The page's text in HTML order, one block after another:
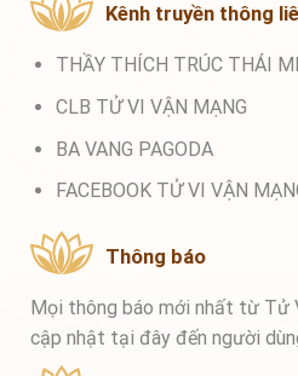
Kênh truyền thông
THẦY THÍCH TRÚC THÁI
CLB TỬ VI VẬN MẠNG
BA VANG PAGODA
FACEBOOK TỬ VI VẬN
Thông báo
Mọi thông báo mới nhất từ Tử
cập nhật tại đây đến người